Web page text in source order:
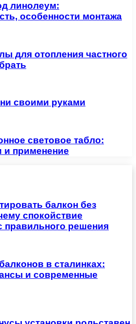
линолеум:
особенности монтажа
для отопления частного
своими руками
световое табло:
и применение
балкон без
спокойствие
правильного решения
в сталинках:
и современные